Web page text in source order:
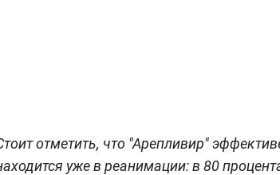
отметить, что "Арепливир"
уже в реанимации: в 80